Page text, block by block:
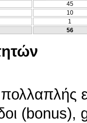
45
10
1
56